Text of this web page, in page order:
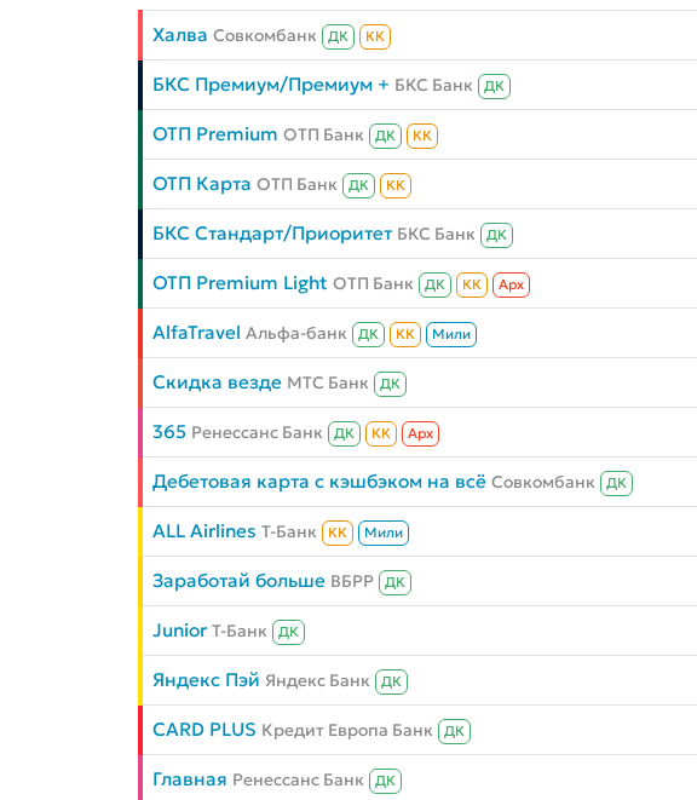
Халва Совкомбанк ДК КК
БКС Премиум/Премиум + БКС Банк ДК
ОТП Premium ОТП Банк ДК КК
ОТП Карта ОТП Банк ДК КК
БКС Стандарт/Приоритет БКС Банк ДК
ОТП Premium Light ОТП Банк ДК КК Aрх
AlfaTravel Альфа-банк ДК КК Мили
Скидка везде МТС Банк ДК
365 Ренессанс Банк ДК КК Aрх
Дебетовая карта с кэшбэком на всё Совкомбанк ДК
ALL Airlines Т-Банк КК Мили
Заработай больше ВБРР ДК
Junior Т-Банк ДК
Яндекс Пэй Яндекс Банк ДК
CARD PLUS Кредит Европа Банк ДК
Главная Ренессанс Банк ДК